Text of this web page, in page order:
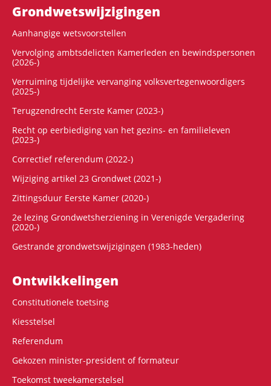
Grondwets­wijzigingen
Aanhangige wetsvoorstellen
Vervolging ambtsdelicten Kamerleden en bewindspersonen
(2026-)
Verruiming tijdelijke vervanging volksvertegenwoordigers
(2025-)
Terugzendrecht Eerste Kamer (2023-)
Recht op eerbiediging van het gezins- en familieleven
(2023-)
Correctief referendum (2022-)
Wijziging artikel 23 Grondwet (2021-)
Zittingsduur Eerste Kamer (2020-)
2e lezing Grondwetsherziening in Verenigde Vergadering
(2020-)
Gestrande grondwetswijzigingen (1983-heden)
Ontwikke­lingen
Constitutionele toetsing
Kiesstelsel
Referendum
Gekozen minister-president of formateur
Toekomst tweekamerstelsel